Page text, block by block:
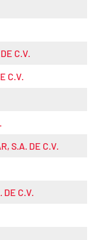
C.V.
C.V.
S.A. DE C.V.
C.V.